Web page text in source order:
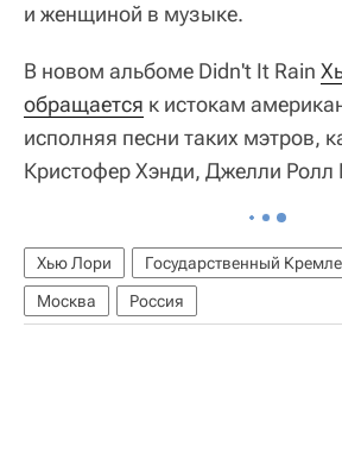
и женщиной в музыке.
В новом альбоме Didn't It Rain
обращается к истокам
исполняя песни таких мэтров,
Кристофер Хэнди, Джелли Ролл
Хью Лори
Государственный
Москва
Россия